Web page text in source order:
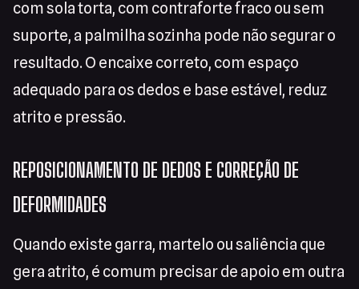
com sola torta, com contraforte fraco ou sem
suporte, a palmilha sozinha pode não segurar o
resultado. O encaixe correto, com espaço
adequado para os dedos e base estável, reduz
atrito e pressão.
REPOSICIONAMENTO DE DEDOS E CORREÇÃO DE
DEFORMIDADES
Quando existe garra, martelo ou saliência que
gera atrito, é comum precisar de apoio em outra